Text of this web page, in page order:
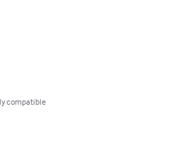
compatible